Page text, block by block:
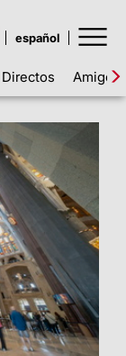
Directos Amigos